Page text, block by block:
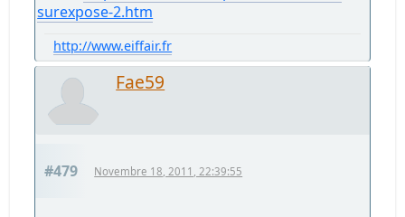
surexpose-2.htm
http://www.eiffair.fr
Fae59
#479 Novembre 18, 2011, 22:39:55